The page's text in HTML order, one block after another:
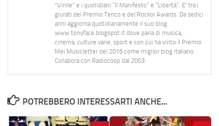
"Vinile" e i quotidiani “Il Manifesto” e “Libertà”. E' tra i
giurati del Premio Tenco e del Rockol Awards. Da sedici
anni aggiorna quotidianamente il suo blog
www.tonyface.blogspot.it dove parla di musica,
cinema, culture varie, sport e con cui ha vinto il Premio
Mei Musicletter del 2016 come miglior blog italiano.
Collabora con Radiocoop dal 2003.
POTREBBERO INTERESSARTI ANCHE...